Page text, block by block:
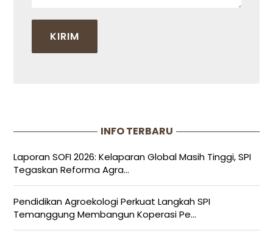
INFO TERBARU
Laporan SOFI 2026: Kelaparan Global Masih Tinggi, SPI
Tegaskan Reforma Agra...
Pendidikan Agroekologi Perkuat Langkah SPI
Temanggung Membangun Koperasi Pe...